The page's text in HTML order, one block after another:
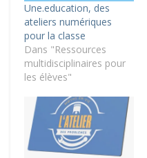
Une.education, des
ateliers numériques
pour la classe
Dans "Ressources
multidisciplinaires pour
les élèves"